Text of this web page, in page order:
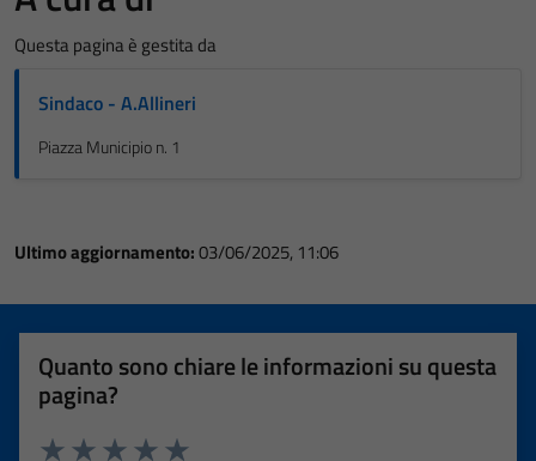
Questa pagina è gestita da
Sindaco - A.Allineri
Piazza Municipio n. 1
Ultimo aggiornamento:03/06/2025, 11:06
Quanto sono chiare le informazioni su questa
pagina?